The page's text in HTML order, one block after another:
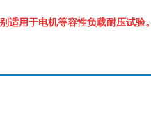
适用于电机等容性负载耐压试验。